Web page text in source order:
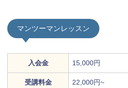
マンツーマンレッスン
入会金 15,000円
受講料金 22,000円~